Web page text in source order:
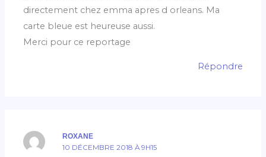
directement chez emma apres d orleans. Ma
carte bleue est heureuse aussi.
Merci pour ce reportage
Répondre
ROXANE
10 DÉCEMBRE 2018 À 9H15